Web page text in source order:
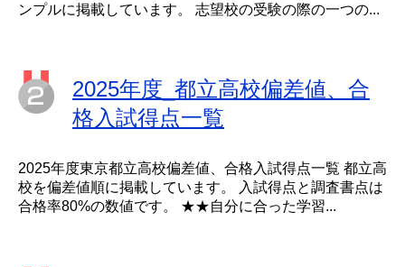
ンプルに掲載しています。 志望校の受験の際の一つの...
2025年度_都立高校偏差値、合
格入試得点一覧
2025年度東京都立高校偏差値、合格入試得点一覧 都立高
校を偏差値順に掲載しています。 入試得点と調査書点は
合格率80%の数値です。 ★★自分に合った学習...